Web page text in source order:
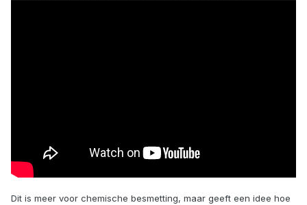
Dit is meer voor chemische besmetting, maar geeft een idee hoe